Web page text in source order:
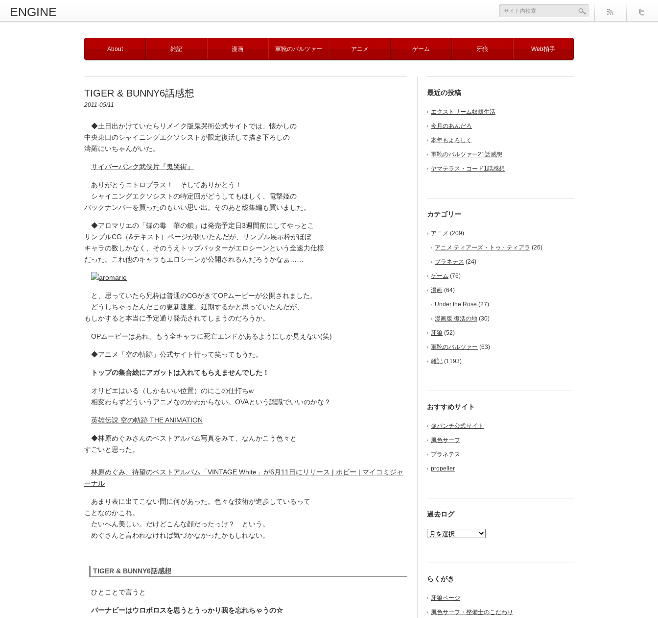
ENGINE
About 雑記 漫画 軍靴のバルツァー アニメ ゲーム 牙狼 Web拍手
TIGER & BUNNY6話感想
2011-05/11
◆土日出かけていたらリメイク版鬼哭街公式サイトでは、懐かしの
中央東口のシャイニングエクソシストが限定復活して描き下ろしの
濤羅にいちゃんがいた。
サイバーパンク武侠片『鬼哭街』
ありがとうニトロプラス！ そしてありがとう！
シャイニングエクソシストの特定回がどうしてもほしく、電撃姫の
バックナンバーを買ったのもいい思い出。そのあと総集編も買いました。
◆アロマリエの「蝶の毒 華の鎖」は発売予定日3週間前にしてやっとこ
サンプルCG（&テキスト）ページが開いたんだが、サンプル展示枠がほぼ
キャラの数しかなく、そのうえトップバッターがエロシーンという全速力仕様
だった。これ他のキャラもエロシーンが公開されるんだろうかなぁ……
と、思っていたら兄枠は普通のCGがきてOPムービーが公開されました。
どうしちゃったんだこの更新速度。延期するかと思っていたんだが、
もしかすると本当に予定通り発売されてしまうのだろうか。
OPムービーはあれ、もう全キャラに死亡エンドがあるようにしか見えない(笑)
◆アニメ「空の軌跡」公式サイト行って笑ってもうた。
トップの集合絵にアガットは入れてもらえませんでした！
オリビエはいる（しかもいい位置）のにこの仕打ちw
相変わらずどういうアニメなのかわからない。OVAという認識でいいのかな？
英雄伝説 空の軌跡 THE ANIMATION
◆林原めぐみさんのベストアルバム写真をみて、なんかこう色々と
すごいと思った。
林原めぐみ、待望のベストアルバム「VINTAGE White」が6月11日にリリース | ホビー | マイコミジャ
ーナル
あまり表に出てこない間に何があった。色々な技術が進歩しているって
ことなのかこれ。
たいへん美しい。だけどこんな顔だったっけ？ という。
めぐさんと言われなければ気づかなかったかもしれない。
TIGER & BUNNY6話感想
ひとことで言うと
バーナビーはウロボロスを思うとうっかり我を忘れちゃうの☆
最近の投稿
エクストリーム奴隷生活
今月のあんだろ
本年もよろしく
軍靴のバルツァー21話感想
ヤマテラス・コード1話感想
カテゴリー
アニメ (209)
アニメ ティアーズ・トゥ・ティアラ (26)
プラネテス (24)
ゲーム (76)
漫画 (64)
Under the Rose (27)
漫画版 復活の地 (30)
牙狼 (52)
軍靴のバルツァー (63)
雑記 (1193)
おすすめサイト
＠バンチ公式サイト
風色サーフ
プラネテス
propeller
過去ログ
らくがき
牙狼ページ
風色サーフ・整備士のこだわり